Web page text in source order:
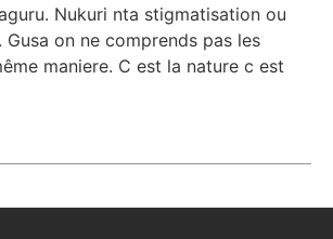
Nukuri nta stigmatisation ou
Gusa on ne comprends pas les
maniere. C est la nature c est